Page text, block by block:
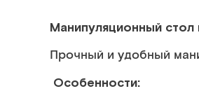
Манипуляционный
Прочный и удобный
Особенности: